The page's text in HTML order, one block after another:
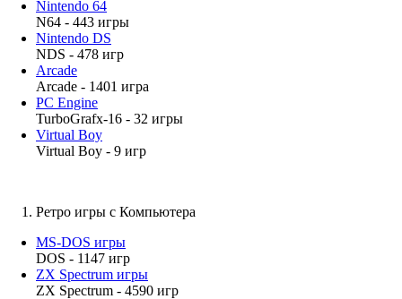
Nintendo 64
N64 - 443 игры
Nintendo DS
NDS - 478 игр
Arcade
Arcade - 1401 игра
PC Engine
TurboGrafx-16 - 32 игры
Virtual Boy
Virtual Boy - 9 игр
Ретро игры с Компьютера
MS-DOS игры
DOS - 1147 игр
ZX Spectrum игры
ZX Spectrum - 4590 игр